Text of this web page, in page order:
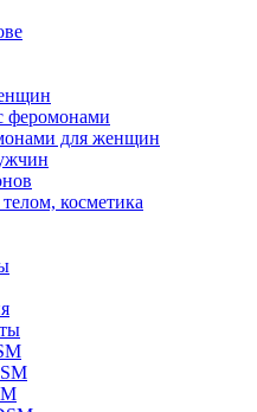
феромонами
для женщин
косметика